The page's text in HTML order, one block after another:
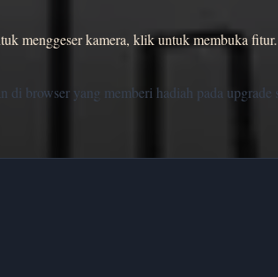
menggeser kamera, klik untuk membuka
browser yang memberi hadiah pada